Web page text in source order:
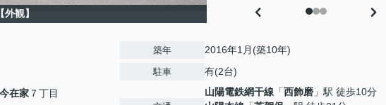
【外観】
在家 ７丁目
築年 2016年1月(築10年)
駐車 有(2台)
山陽電鉄網干線 「西飾磨 」駅 徒歩10分